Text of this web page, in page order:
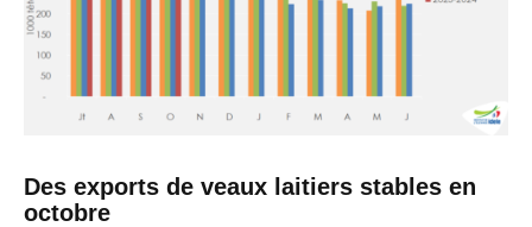
Des exports de veaux laitiers stables en
octobre